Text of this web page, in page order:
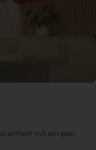
einfach mit ein paar